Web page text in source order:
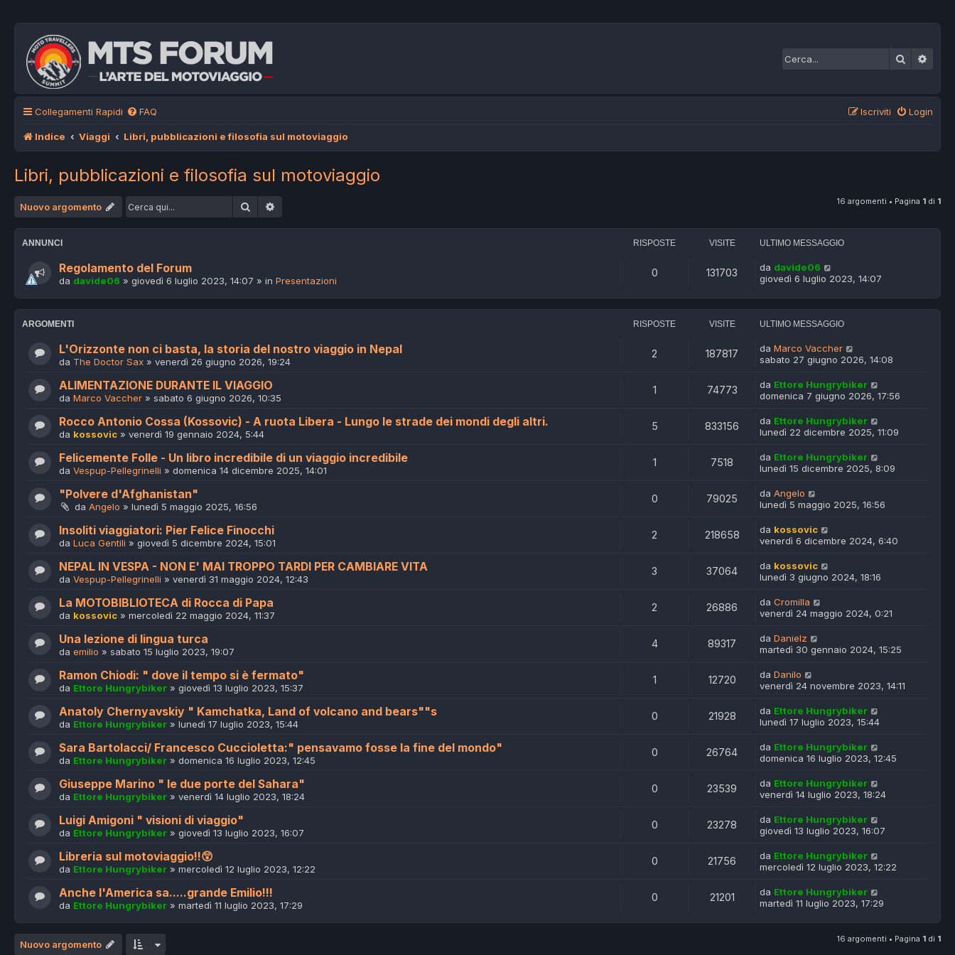
Cerca
Collegamenti Rapidi FAQ Login
Iscriviti
Indice Viaggi Libri, pubblicazioni e filosofia sul motoviaggio
Libri, pubblicazioni e filosofia sul motoviaggio
Nuovo argomento Cerca 16 argomenti • Pagina 1 di 1
ANNUNCI RISPOSTE VISITE ULTIMO MESSAGGIO
Regolamento del Forum
da davide06 » giovedì 6 luglio 2023, 14:07 » in Presentazioni
0 131703 da davide06
giovedì 6 luglio 2023, 14:07
ARGOMENTI RISPOSTE VISITE ULTIMO MESSAGGIO
L'Orizzonte non ci basta, la storia del nostro viaggio in Nepal
da The Doctor Sax » venerdì 26 giugno 2026, 19:24
2 187817 da Marco Vaccher
sabato 27 giugno 2026, 14:08
ALIMENTAZIONE DURANTE IL VIAGGIO
da Marco Vaccher » sabato 6 giugno 2026, 10:35
1 74773 da Ettore Hungrybiker
domenica 7 giugno 2026, 17:56
Rocco Antonio Cossa (Kossovic) - A ruota Libera - Lungo le strade dei mondi degli altri.
da kossovic » venerdì 19 gennaio 2024, 5:44
5 833156 da Ettore Hungrybiker
lunedì 22 dicembre 2025, 11:09
Felicemente Folle - Un libro incredibile di un viaggio incredibile
da Vespup-Pellegrinelli » domenica 14 dicembre 2025, 14:01
1 7518 da Ettore Hungrybiker
lunedì 15 dicembre 2025, 8:09
"Polvere d'Afghanistan"
da Angelo » lunedì 5 maggio 2025, 16:56
0 79025 da Angelo
lunedì 5 maggio 2025, 16:56
Insoliti viaggiatori: Pier Felice Finocchi
da Luca Gentili » giovedì 5 dicembre 2024, 15:01
2 218658 da kossovic
venerdì 6 dicembre 2024, 6:40
NEPAL IN VESPA - NON E' MAI TROPPO TARDI PER CAMBIARE VITA
da Vespup-Pellegrinelli » venerdì 31 maggio 2024, 12:43
3 37064 da kossovic
lunedì 3 giugno 2024, 18:16
La MOTOBIBLIOTECA di Rocca di Papa
da kossovic » mercoledì 22 maggio 2024, 11:37
2 26886 da Cromilla
venerdì 24 maggio 2024, 0:21
Una lezione di lingua turca
da emilio » sabato 15 luglio 2023, 19:07
4 89317 da Danielz
martedì 30 gennaio 2024, 15:25
Ramon Chiodi: " dove il tempo si è fermato"
da Ettore Hungrybiker » giovedì 13 luglio 2023, 15:37
1 12720 da Danilo
venerdì 24 novembre 2023, 14:11
Anatoly Chernyavskiy " Kamchatka, Land of volcano and bears""s
da Ettore Hungrybiker » lunedì 17 luglio 2023, 15:44
0 21928 da Ettore Hungrybiker
lunedì 17 luglio 2023, 15:44
Sara Bartolacci/ Francesco Cuccioletta:" pensavamo fosse la fine del mondo"
da Ettore Hungrybiker » domenica 16 luglio 2023, 12:45
0 26764 da Ettore Hungrybiker
domenica 16 luglio 2023, 12:45
Giuseppe Marino " le due porte del Sahara"
da Ettore Hungrybiker » venerdì 14 luglio 2023, 18:24
0 23539 da Ettore Hungrybiker
venerdì 14 luglio 2023, 18:24
Luigi Amigoni " visioni di viaggio"
da Ettore Hungrybiker » giovedì 13 luglio 2023, 16:07
0 23278 da Ettore Hungrybiker
giovedì 13 luglio 2023, 16:07
Libreria sul motoviaggio!!😲
da Ettore Hungrybiker » mercoledì 12 luglio 2023, 12:22
0 21756 da Ettore Hungrybiker
mercoledì 12 luglio 2023, 12:22
Anche l'America sa.....grande Emilio!!!
da Ettore Hungrybiker » martedì 11 luglio 2023, 17:29
0 21201 da Ettore Hungrybiker
martedì 11 luglio 2023, 17:29
Nuovo argomento 16 argomenti • Pagina 1 di 1